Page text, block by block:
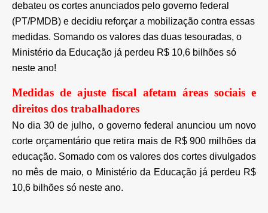
debateu os cortes anunciados pelo governo federal
(PT/PMDB) e decidiu reforçar a mobilização contra essas
medidas. Somando os valores das duas tesouradas, o
Ministério da Educação já perdeu R$ 10,6 bilhões só
neste ano!
Medidas de ajuste fiscal afetam áreas sociais e
direitos dos trabalhadores
No dia 30 de julho, o governo federal anunciou um novo
corte orçamentário que retira mais de R$ 900 milhões da
educação. Somado com os valores dos cortes divulgados
no mês de maio, o Ministério da Educação já perdeu R$
10,6 bilhões só neste ano.